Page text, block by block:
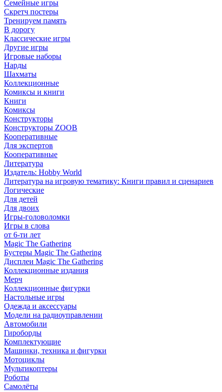
Семейные игры
Скретч постеры
Тренируем память
В дорогу
Классические игры
Другие игры
Игровые наборы
Нарды
Шахматы
Коллекционные
Комиксы и книги
Книги
Комиксы
Конструкторы
Конструкторы ZOOB
Кооперативные
Для экспертов
Кооперативные
Литература
Издатель: Hobby World
Литература на игровую тематику: Книги правил и сценариев
Логические
Для детей
Для двоих
Игры-головоломки
Игры в слова
от 6-ти лет
Magic The Gathering
Бустеры Magic The Gathering
Дисплеи Magic The Gathering
Коллекционные издания
Мерч
Коллекционные фигурки
Настольные игры
Одежда и аксессуары
Модели на радиоуправлении
Автомобили
Гироборды
Комплектующие
Машинки, техника и фигурки
Мотоциклы
Мультикоптеры
Роботы
Самолёты